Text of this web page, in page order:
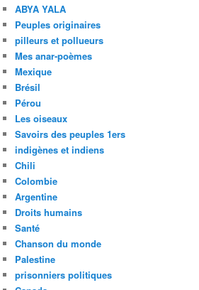
ABYA YALA
Peuples originaires
pilleurs et pollueurs
Mes anar-poèmes
Mexique
Brésil
Pérou
Les oiseaux
Savoirs des peuples 1ers
indigènes et indiens
Chili
Colombie
Argentine
Droits humains
Santé
Chanson du monde
Palestine
prisonniers politiques